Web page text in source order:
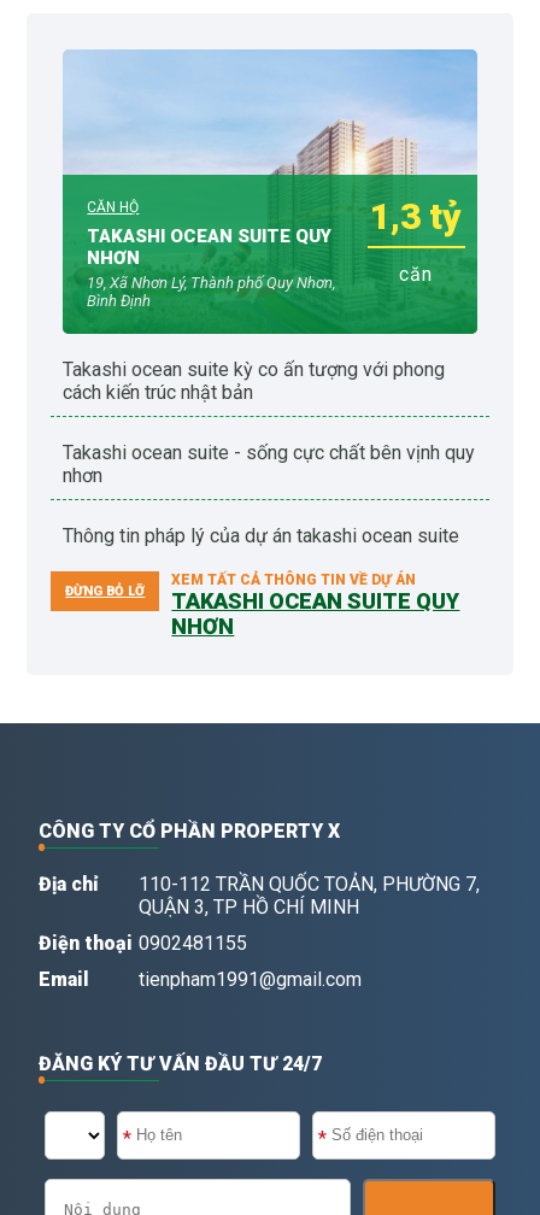
CĂN HỘ
TAKASHI OCEAN SUITE QUY
NHƠN
19, Xã Nhơn Lý, Thành phố Quy Nhơn,
Bình Định
1,3 tỷ
căn
takashi ocean suite kỳ co ấn tượng với phong
cách kiến trúc nhật bản
takashi ocean suite - sống cực chất bên vịnh quy
nhơn
thông tin pháp lý của dự án takashi ocean suite
ĐỪNG BỎ LỠ
XEM TẤT CẢ THÔNG TIN VỀ DỰ ÁN
TAKASHI OCEAN SUITE QUY
NHƠN
CÔNG TY CỔ PHẦN PROPERTY X
Địa chỉ
110-112 TRẦN QUỐC TOẢN, PHƯỜNG 7,
QUẬN 3, TP HỒ CHÍ MINH
Điện thoại 0902481155
Email
tienpham1991@gmail.com
ĐĂNG KÝ TƯ VẤN ĐẦU TƯ 24/7